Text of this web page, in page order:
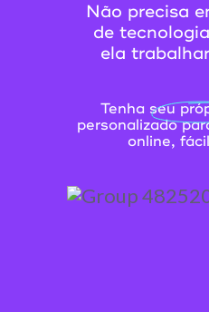
Não precisa
de
ela
Tenha seu
personalizado
online,